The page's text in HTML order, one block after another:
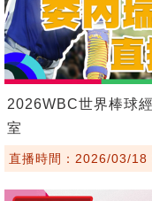
2026WBC世界棒球
室
直播時間：2026/03/18